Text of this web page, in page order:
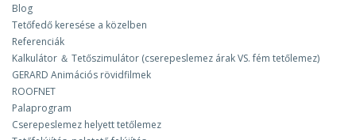
Blog
Tetőfedő keresése a közelben
Referenciák
Kalkulátor ＆ Tetőszimulátor (cserepeslemez árak VS. fém tetőlemez)
GERARD Animációs rövidfilmek
ROOFNET
Palaprogram
Cserepeslemez helyett tetőlemez